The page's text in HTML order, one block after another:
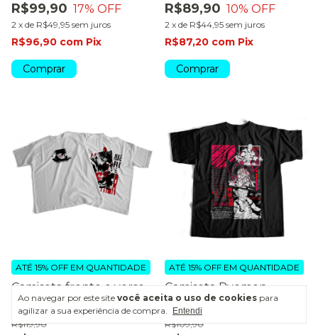
Ao navegar por este site você aceita o uso de cookies para
agilizar a sua experiência de compra.
Entendi
R$99,90 17% OFF
2 x de R$49,95 sem juros
R$96,90 com Pix
Comprar
R$89,90 10% OFF
2 x de R$44,95 sem juros
R$87,20 com Pix
Comprar
Camiseta frente e verso
Blood Brother Choso
R$119,90
ATÉ 15% OFF EM QUANTIDADE
Camiseta Ryomen
Sukuna - Dark Colors
R$109,90
ATÉ 15% OFF EM QUANTIDADE